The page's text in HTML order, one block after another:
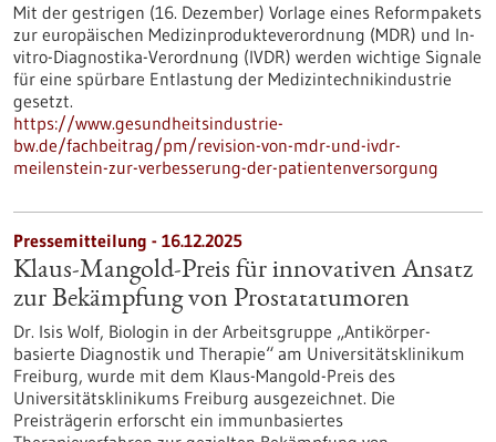
Mit der gestrigen (16. Dezember) Vorlage eines Reformpakets
zur europäischen Medizinprodukteverordnung (MDR) und In-
vitro-Diagnostika-Verordnung (IVDR) werden wichtige Signale
für eine spürbare Entlastung der Medizintechnikindustrie
gesetzt.
https://www.gesundheitsindustrie-
bw.de/fachbeitrag/pm/revision-von-mdr-und-ivdr-
meilenstein-zur-verbesserung-der-patientenversorgung
Pressemitteilung - 16.12.2025
Klaus-Mangold-Preis für innovativen Ansatz
zur Bekämpfung von Prostatatumoren
Dr. Isis Wolf, Biologin in der Arbeitsgruppe „Antikörper-
basierte Diagnostik und Therapie“ am Universitätsklinikum
Freiburg, wurde mit dem Klaus-Mangold-Preis des
Universitätsklinikums Freiburg ausgezeichnet. Die
Preisträgerin erforscht ein immunbasiertes